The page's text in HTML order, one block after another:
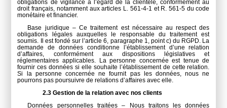
obligations de vigilance à l’égard de la clientèle, conformément au
droit français, notamment aux articles L. 561-4-1 et R. 561-5 du code
monétaire et financier.
Base juridique – Ce traitement est nécessaire au respect des
obligations légales auxquelles le responsable du traitement est
soumis. Il est fondé sur l’article 6, paragraphe 1, point c) du RGPD. La
demande de données conditionne l’établissement d’une relation
d’affaires, conformément aux dispositions législatives et
réglementaires applicables. La personne concernée est tenue de
fournir ces données si elle souhaite l’établissement de cette relation.
Si la personne concernée ne fournit pas les données, nous ne
pourrons pas poursuivre de relations d’affaires avec elle.
2.3 Gestion de la relation avec nos clients
Données personnelles traitées – Nous traitons les données